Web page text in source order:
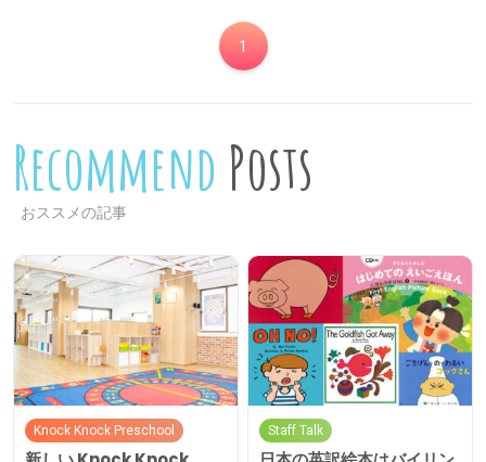
1
Recommend Posts
おススメの記事
Knock Knock Preschool Staff Talk